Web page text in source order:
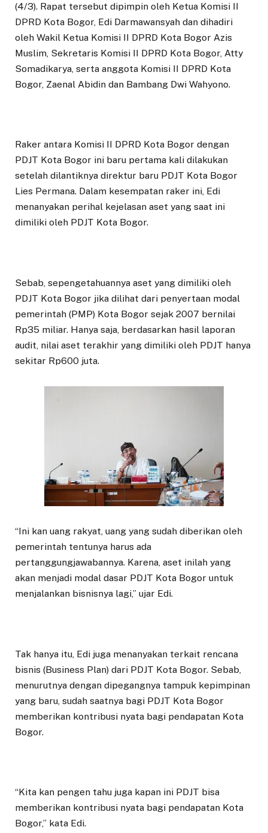
(4/3). Rapat tersebut dipimpin oleh Ketua Komisi II
DPRD Kota Bogor, Edi Darmawansyah dan dihadiri
oleh Wakil Ketua Komisi II DPRD Kota Bogor Azis
Muslim, Sekretaris Komisi II DPRD Kota Bogor, Atty
Somadikarya, serta anggota Komisi II DPRD Kota
Bogor, Zaenal Abidin dan Bambang Dwi Wahyono.
Raker antara Komisi II DPRD Kota Bogor dengan
PDJT Kota Bogor ini baru pertama kali dilakukan
setelah dilantiknya direktur baru PDJT Kota Bogor
Lies Permana. Dalam kesempatan raker ini, Edi
menanyakan perihal kejelasan aset yang saat ini
dimiliki oleh PDJT Kota Bogor.
Sebab, sepengetahuannya aset yang dimiliki oleh
PDJT Kota Bogor jika dilihat dari penyertaan modal
pemerintah (PMP) Kota Bogor sejak 2007 bernilai
Rp35 miliar. Hanya saja, berdasarkan hasil laporan
audit, nilai aset terakhir yang dimiliki oleh PDJT hanya
sekitar Rp600 juta.
“Ini kan uang rakyat, uang yang sudah diberikan oleh
pemerintah tentunya harus ada
pertanggungjawabannya. Karena, aset inilah yang
akan menjadi modal dasar PDJT Kota Bogor untuk
menjalankan bisnisnya lagi,” ujar Edi.
Tak hanya itu, Edi juga menanyakan terkait rencana
bisnis (Business Plan) dari PDJT Kota Bogor. Sebab,
menurutnya dengan dipegangnya tampuk kepimpinan
yang baru, sudah saatnya bagi PDJT Kota Bogor
memberikan kontribusi nyata bagi pendapatan Kota
Bogor.
“Kita kan pengen tahu juga kapan ini PDJT bisa
memberikan kontribusi nyata bagi pendapatan Kota
Bogor,” kata Edi.